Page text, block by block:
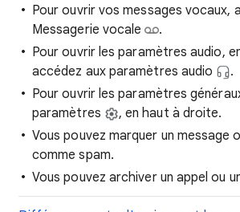
Pour ouvrir vos messages vocaux,
Messagerie vocale
.
Pour ouvrir les paramètres audio,
accédez aux paramètres audio
.
Pour ouvrir les paramètres
paramètres
, en haut à droite.
Vous pouvez marquer un message
comme spam.
Vous pouvez archiver un appel ou